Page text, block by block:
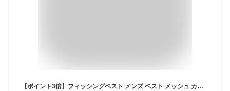
【ポイント3倍】フィッシングベスト メンズ ベスト メッシュ カメラマンベスト アウトドア マルチ 14ポケット 釣り 撮影 登山 メッシュ ベスト 作業着 速乾 通気 キャンプ 軽量 撥水 防災 多機能 ノースリーブ 春夏秋 暑さ対策 熱中症対策 多色